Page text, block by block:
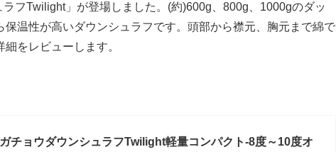
フTwilight」が登場しました。(約)600g、800g、1000gのダッ
温性が高いダウンシュラフです。頭部から襟元、胸元まで綿で
をレビューします。
チョウダウンシュラフTwilight軽量コンパクト-8度～10度オ